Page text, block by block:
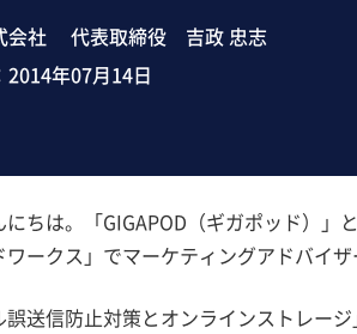
会社 代表取締役 吉政 忠志
2014年07月14日
ちは。「GIGAPOD（ギガポッド）
ワークス」でマーケティングアドバイ
誤送信防止対策とオンラインストレー